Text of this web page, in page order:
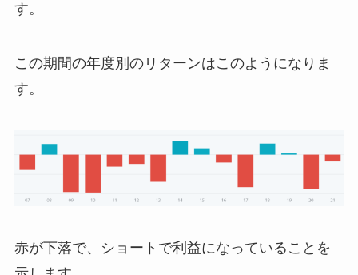
す。
この期間の年度別のリターンはこのようになりま
す。
赤が下落で、ショートで利益になっていることを